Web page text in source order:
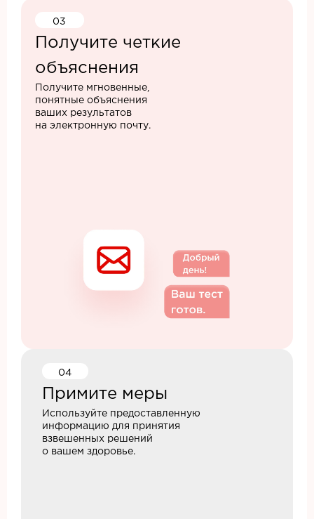
03
Получите четкие
объяснения
Получите мгновенные,
понятные объяснения
ваших результатов
на электронную почту.
04
Примите меры
Используйте предоставленную
информацию для принятия
взвешенных решений
о вашем здоровье.